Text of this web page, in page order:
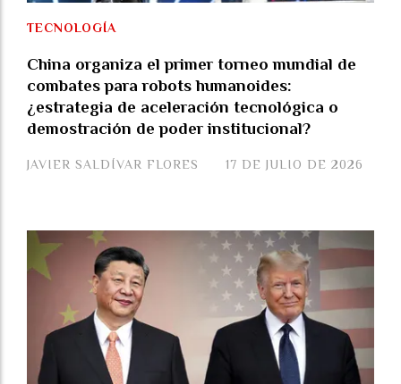
China organiza el primer torneo mundial de
combates para robots humanoides:
¿estrategia de aceleración tecnológica o
demostración de poder institucional?
JAVIER SALDÍVAR FLORES
TECNOLOGÍA
17 DE JULIO DE 2026